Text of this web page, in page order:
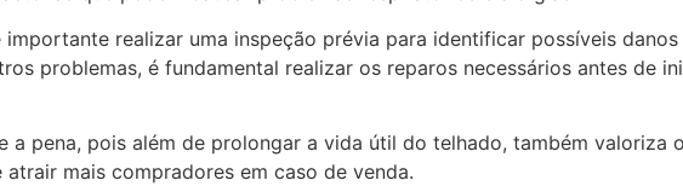
realizar uma inspeção prévia para identificar possíveis danos
problemas, é fundamental realizar os reparos necessários antes de
a pena, pois além de prolongar a vida útil do telhado, também valoriza
mais compradores em caso de venda.